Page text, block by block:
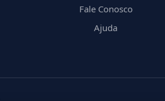
Fale Conosco
Ajuda